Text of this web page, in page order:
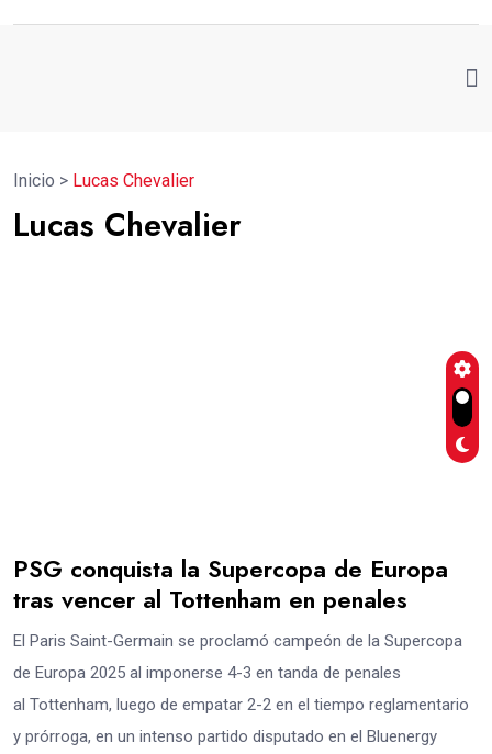
Inicio > Lucas Chevalier
Lucas Chevalier
PSG conquista la Supercopa de Europa
tras vencer al Tottenham en penales
El Paris Saint-Germain se proclamó campeón de la Supercopa
de Europa 2025 al imponerse 4-3 en tanda de penales
al Tottenham, luego de empatar 2-2 en el tiempo reglamentario
y prórroga, en un intenso partido disputado en el Bluenergy